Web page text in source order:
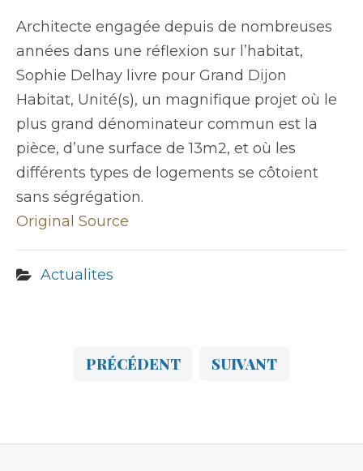
Architecte engagée depuis de nombreuses
années dans une réflexion sur l’habitat,
Sophie Delhay livre pour Grand Dijon
Habitat, Unité(s), un magnifique projet où le
plus grand dénominateur commun est la
pièce, d’une surface de 13m2, et où les
différents types de logements se côtoient
sans ségrégation.
Original Source
Actualites
PRÉCÉDENT SUIVANT